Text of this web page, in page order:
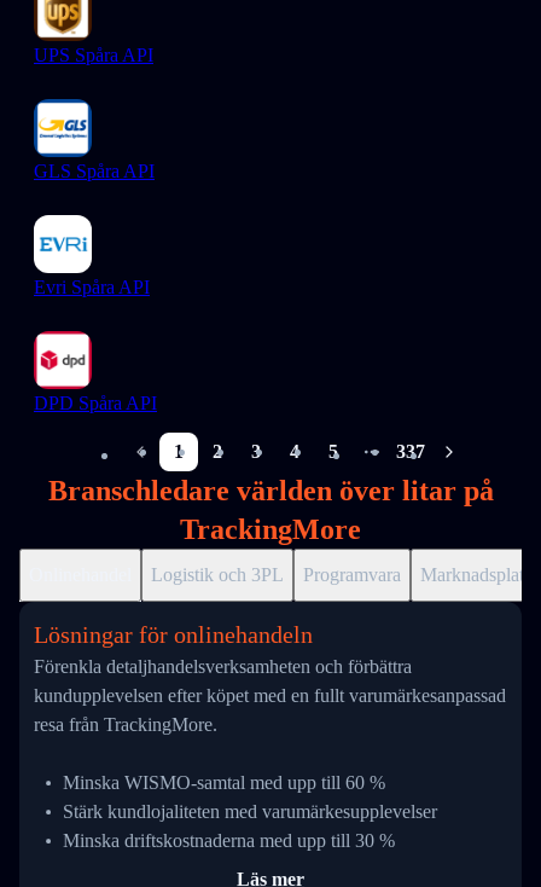
UPS Spåra API
GLS Spåra API
Evri Spåra API
DPD Spåra API
1 2 3 4 5
More pages
337
Branschledare världen över litar på
TrackingMore
Logistik och 3PL Programvara Marknadsplats
Lösningar för onlinehandeln
Förenkla detaljhandelsverksamheten och förbättra
kundupplevelsen efter köpet med en fullt varumärkesanpassad
resa från TrackingMore.
Minska WISMO-samtal med upp till 60 %
Stärk kundlojaliteten med varumärkesupplevelser
Minska driftskostnaderna med upp till 30 %
Läs mer